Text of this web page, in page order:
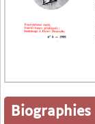
Biographies